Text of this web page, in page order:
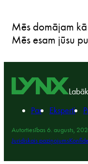
Mēs domājam kā
Mēs esam jūsu
Par
Eksperti
Autortiesības 6. augusts,
Juridiskais paziņojums